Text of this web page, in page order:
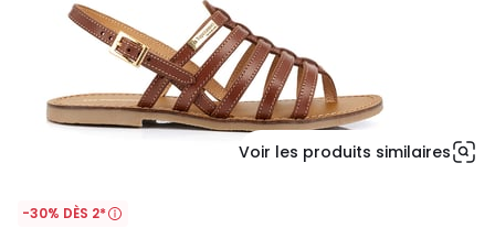
Voir les produits similaires
-30% DÈS 2*